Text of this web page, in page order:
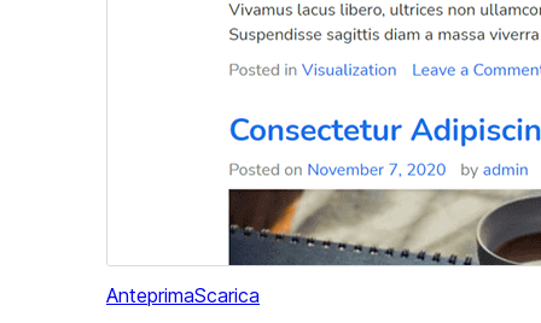
AnteprimaScarica